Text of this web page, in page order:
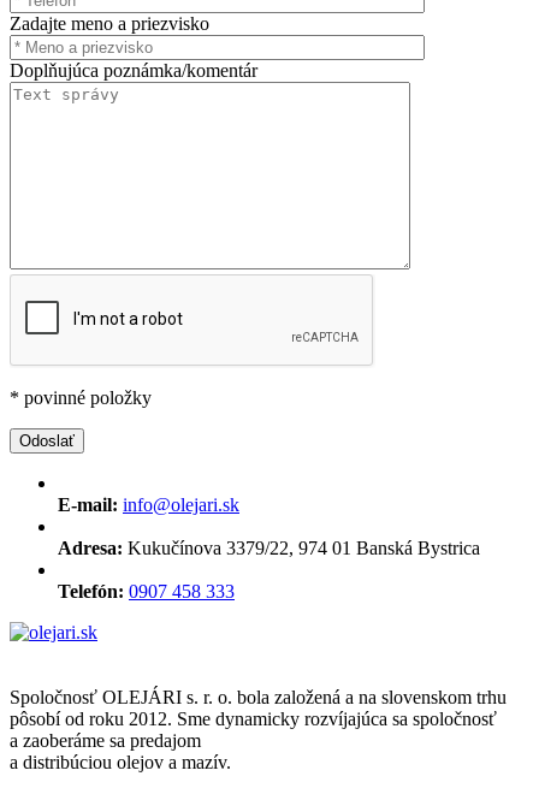
Zadajte meno a priezvisko
Doplňujúca poznámka/komentár
* povinné položky
E-mail: info@olejari.sk
Adresa: Kukučínova 3379/22, 974 01 Banská Bystrica
Telefón: 0907 458 333
Spoločnosť OLEJÁRI s. r. o. bola založená a na slovenskom trhu
pôsobí od roku 2012. Sme dynamicky rozvíjajúca sa spoločnosť
a zaoberáme sa predajom
a distribúciou olejov a mazív.